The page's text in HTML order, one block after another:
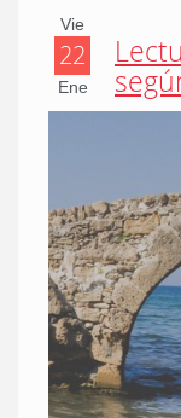
Vie
22
Ene